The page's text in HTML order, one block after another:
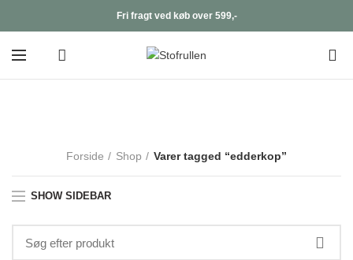
Fri fragt ved køb over 599,-
Forside Shop Varer tagged “edderkop”
SHOW SIDEBAR